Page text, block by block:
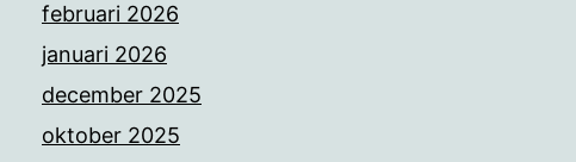
februari 2026
januari 2026
december 2025
oktober 2025